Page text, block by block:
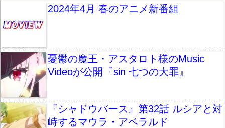
2024年4月 春のアニメ新番組
憂鬱の魔王・アスタロト様のMusic
Videoが公開『sin 七つの大罪』
『シャドウバース』第32話 ルシアと対
峙するマウラ・アベラルド